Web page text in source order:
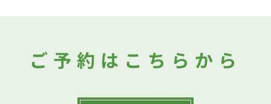
ご予約はこちらから